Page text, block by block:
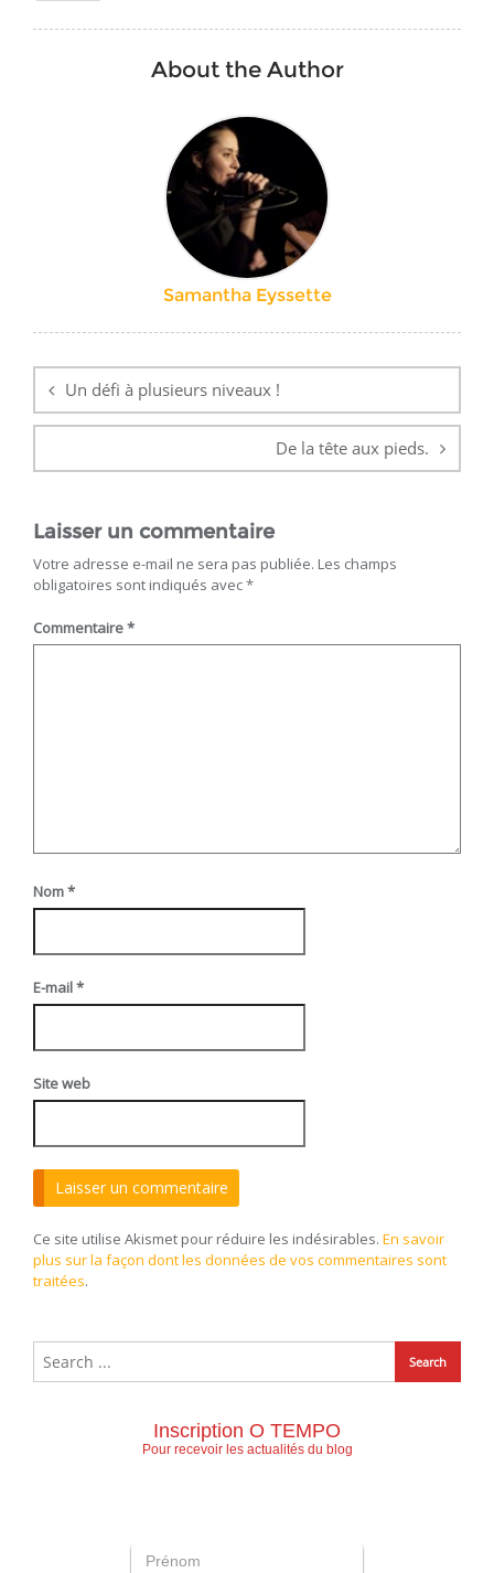
About the Author
Samantha Eyssette
de
l’article
Un défi à plusieurs niveaux !
De la tête aux pieds.
Laisser un commentaire
Votre adresse e-mail ne sera pas publiée. Les champs
obligatoires sont indiqués avec*
Commentaire*
Nom*
E-mail*
Site web
Ce site utilise Akismet pour réduire les indésirables. En savoir
plus sur la façon dont les données de vos commentaires sont
traitées.
Inscription O TEMPO
Pour recevoir les actualités du blog